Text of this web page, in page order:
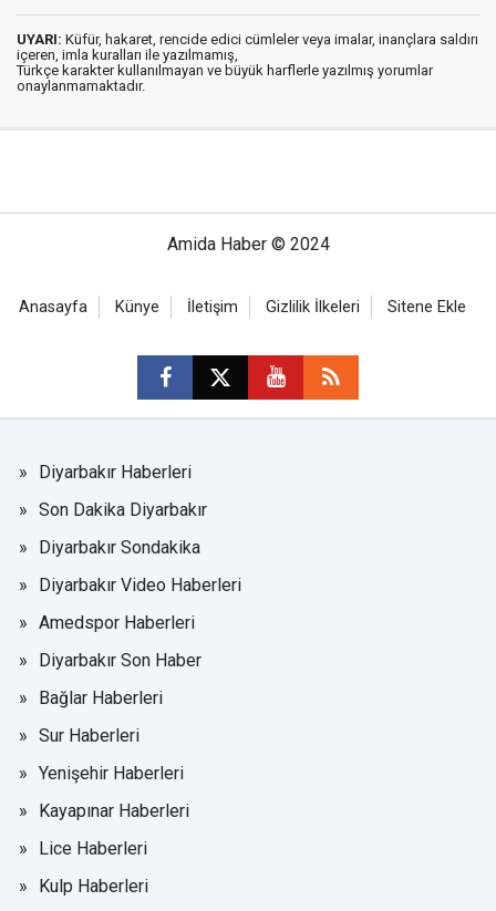
UYARI: Küfür, hakaret, rencide edici cümleler veya imalar, inançlara saldırı
içeren, imla kuralları ile yazılmamış,
Türkçe karakter kullanılmayan ve büyük harflerle yazılmış yorumlar
onaylanmamaktadır.
Amida Haber © 2024
Anasayfa Künye İletişim Gizlilik İlkeleri Sitene Ekle
Diyarbakır Haberleri
Son Dakika Diyarbakır
Diyarbakır Sondakika
Diyarbakır Video Haberleri
Amedspor Haberleri
Diyarbakır Son Haber
Bağlar Haberleri
Sur Haberleri
Yenişehir Haberleri
Kayapınar Haberleri
Lice Haberleri
Kulp Haberleri